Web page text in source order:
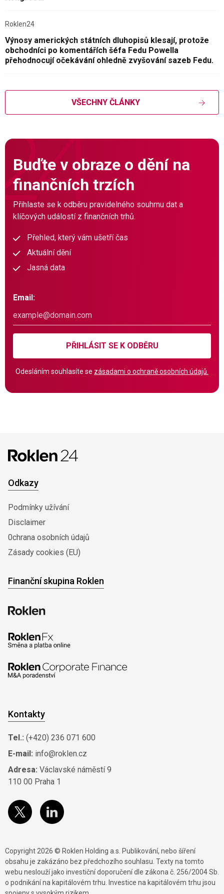
Roklen24
Výnosy amerických státních dluhopisů klesají, protože
obchodníci po komentářích šéfa Fedu Powella
přehodnocují očekávání ohledně zvyšování sazeb Fedu.
VŠECHNY ČLÁNKY
Buďte v obraze o dění na
finančních trzích
Přihlaste se k odběru pravidelného souhrnu dat a
klíčových událostí z finančních trhů.
Přehled, který vám ušetří čas
Aktuální dění
Jasná data
Email:
PŘIHLÁSIT SE K ODBĚRU
Odesláním souhlasíte se zásadami o ochraně osobních údajů.
Odkazy
Podmínky užívání
Disclaimer
0chrana osobních údajů
Zásady cookies (EU)
Finanční skupina Roklen
Kontakty
Tel.: (+420) 236 071 600
E-mail: info@roklen.cz
Adresa: Václavské náměstí 9
110 00 Praha 1
Copyright 2026 © Roklen Holding a.s. Publikování, nebo šíření
obsahu je zakázáno bez předchozího souhlasu. Texty na tomto
webu neslouží jako investiční doporučení dle zákona č. 256/2004 Sb.
o podnikání na kapitálovém trhu. Investice na kapitálovém trhu jsou